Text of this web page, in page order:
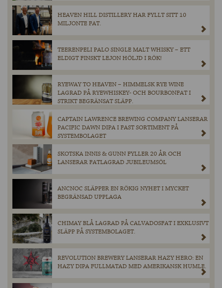
HEAVEN HILL DISTILLERY HAR FYLLT SITT 10
MILJONTE FAT.
TEERENPELI PALO SINGLE MALT WHISKY – ETT
ELDIGT FINSKT LEJON HÖLJD I RÖK!
RYEWAY TO HEAVEN – HIMMELSK RYE WINE
LAGRAD PÅ RYEWHISKEY- OCH BOURBONFAT I
STRIKT BEGRÄNSAT SLÄPP.
CAPTAIN LAWRENCE BREWING COMPANY LANSERAR
PACIFIC DAWN DIPA I FAST SORTIMENT PÅ
SYSTEMBOLAGET
SKOTSKA INNIS & GUNN FYLLER 20 ÅR OCH
LANSERAR FATLAGRAD JUBILEUMSÖL
ANCNOC SLÄPPER EN RÖKIG NYHET I MYCKET
BEGRÄNSAD UPPLAGA
CHIMAY BLÅ LAGRAD PÅ CALVADOSFAT I EXKLUSIVT
SLÄPP PÅ SYSTEMBOLAGET.
REVOLUTION BREWERY LANSERAR HAZY HERO: EN
HAZY DIPA FULLMATAD MED AMERIKANSK HUMLE.